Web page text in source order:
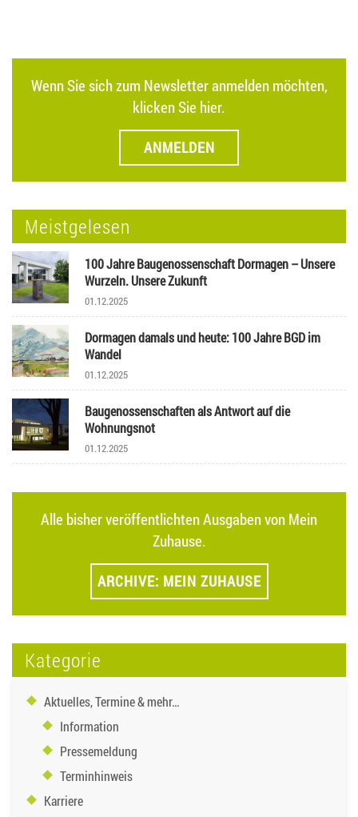
Wenn Sie sich zum Newsletter anmelden möchten,
klicken Sie hier.
ANMELDEN
Meistgelesen
100 Jahre Baugenossenschaft Dormagen – Unsere
Wurzeln. Unsere Zukunft
01.12.2025
Dormagen damals und heute: 100 Jahre BGD im
Wandel
01.12.2025
Baugenossenschaften als Antwort auf die
Wohnungsnot
01.12.2025
Alle bisher veröffentlichten Ausgaben von Mein
Zuhause.
ARCHIVE: MEIN ZUHAUSE
Kategorie
Aktuelles, Termine & mehr…
Information
Pressemeldung
Terminhinweis
Karriere